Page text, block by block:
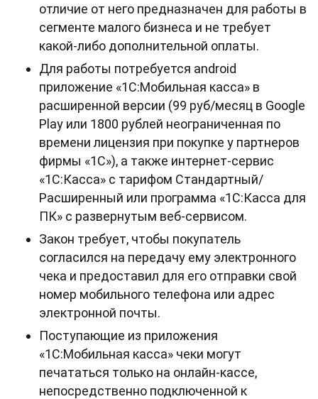
отличие от него предназначен для работы в
сегменте малого бизнеса и не требует
какой-либо дополнительной оплаты.
Для работы потребуется android
приложение «1С:Мобильная касса» в
расширенной версии (99 руб/месяц в Google
Play или 1800 рублей неограниченная по
времени лицензия при покупке у партнеров
фирмы «1С»), а также интернет-сервис
«1С:Касса» с тарифом Стандартный/
Расширенный или программа «1С:Касса для
ПК» с развернутым веб-сервисом.
Закон требует, чтобы покупатель
согласился на передачу ему электронного
чека и предоставил для его отправки свой
номер мобильного телефона или адрес
электронной почты.
Поступающие из приложения
«1С:Мобильная касса» чеки могут
печататься только на онлайн-кассе,
непосредственно подключенной к